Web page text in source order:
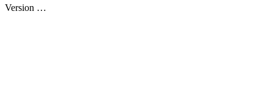
Version …